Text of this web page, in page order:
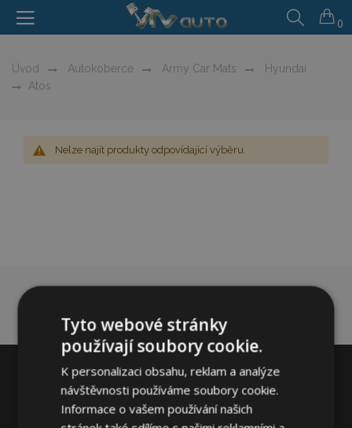
0
Úvod Autokoberce Army Car Mats
Hyundai
Atos
Nelze najít produkty odpovídající výběru.
Tyto webové stránky
používají soubory cookie.
K personalizaci obsahu, reklam a analýze
návštěvnosti používáme soubory cookie.
Informace o vašem používání našich